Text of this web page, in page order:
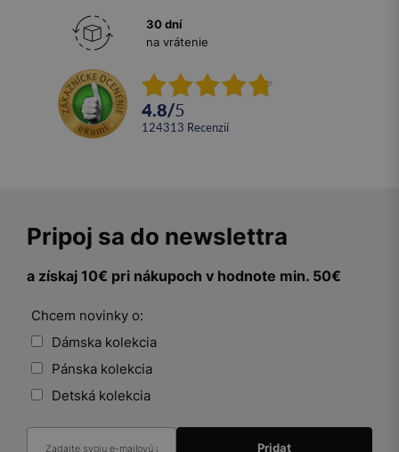
30 dní
na vrátenie
4.8/5
124313 recenzií
Pripoj sa do newslettra
a získaj 10€ pri nákupoch v hodnote min. 50€
Chcem novinky o:
Dámska kolekcia
Pánska kolekcia
Detská kolekcia